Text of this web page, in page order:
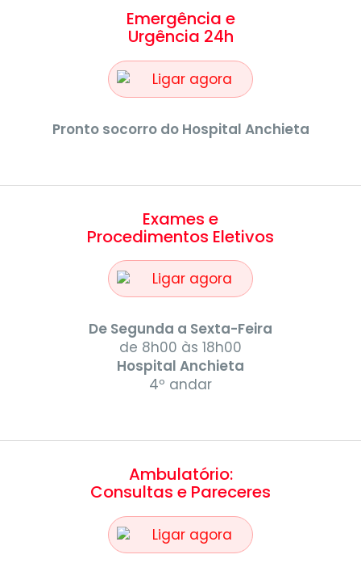
Emergência e
Urgência 24h
Ligar agora
Pronto socorro do Hospital Anchieta
Exames e
Procedimentos Eletivos
Ligar agora
De Segunda a Sexta-Feira
de 8h00 às 18h00
Hospital Anchieta
4º andar
Ambulatório:
Consultas e Pareceres
Ligar agora